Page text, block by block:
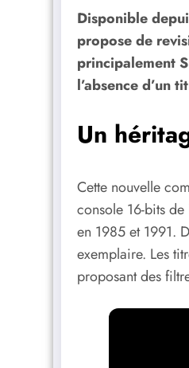
Disponible
propose de
principalement
l’absence d’un
Un
Cette nouvelle
console 16-bits
en 1985 et 1991.
exemplaire. Les
proposant des